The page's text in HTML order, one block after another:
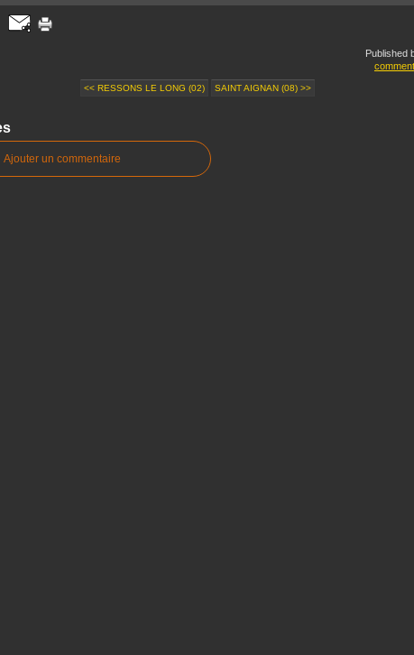
Published
<< RESSONS LE LONG (02) SAINT AIGNAN (08) >>
Ajouter un commentaire